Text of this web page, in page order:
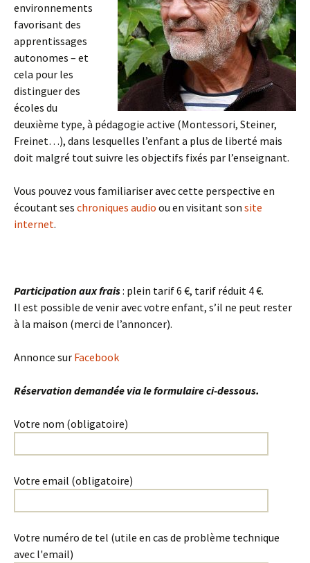
environnements
favorisant des
apprentissages
autonomes – et
cela pour les
distinguer des
écoles du
deuxième type, à pédagogie active (Montessori, Steiner,
Freinet…), dans lesquelles l’enfant a plus de liberté mais
doit malgré tout suivre les objectifs fixés par l’enseignant.
Vous pouvez vous familiariser avec cette perspective en
écoutant ses chroniques audio ou en visitant son site
internet.
Participation aux frais: plein tarif 6 €, tarif réduit 4 €.
Il est possible de venir avec votre enfant, s’il ne peut rester
à la maison (merci de l’annoncer).
Annonce sur Facebook
Réservation demandée via le formulaire ci-dessous.
Votre nom (obligatoire)
Votre email (obligatoire)
Votre numéro de tel (utile en cas de problème technique
avec l'email)